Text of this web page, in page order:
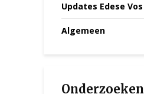
Updates Edese Vos
Algemeen
Onderzoeken